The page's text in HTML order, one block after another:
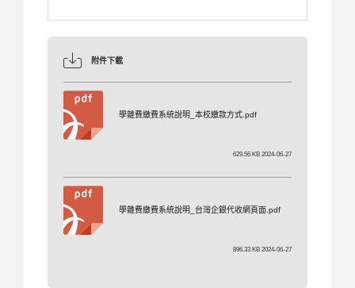
附件下載
學雜費繳費系統說明_本校繳款方式.pdf
629.56 KB 2024-06-27
學雜費繳費系統說明_台灣企銀代收網頁面.pdf
896.33 KB 2024-06-27